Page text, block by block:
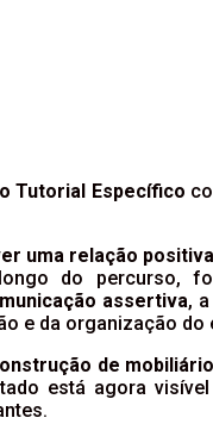
Tutorial Específico
uma relação
do percurso,
assertiva, a
e da organização do
de
está agora visível